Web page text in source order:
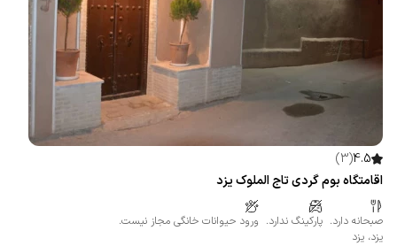
4.5
(
3
)
اقامتگاه بوم گردی تاج الملوک یزد
صبحانه دارد. پارکینگ ندارد. ورود حیوانات خانگی مجاز نیست.
یزد، یزد